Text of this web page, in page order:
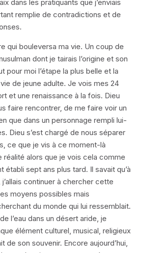
dans les pratiquants que j’enviais
remplie de contradictions et de
qui bouleversa ma vie. Un coup de
dont je tairais l’origine et son
pour moi l’étape la plus belle et la
de jeune adulte. Je vois mes 24
et une renaissance à la fois. Dieu
faire rencontrer, de me faire voir un
que dans un personnage rempli lui-
Dieu s’est chargé de nous séparer
ce que je vis à ce moment-là
alors que je vois cela comme
établi sept ans plus tard. Il savait qu’à
continuer à chercher cette
moyens possibles mais
du monde qui lui ressemblait.
l’eau dans un désert aride, je
élément culturel, musical, religieux
de son souvenir. Encore aujourd’hui,